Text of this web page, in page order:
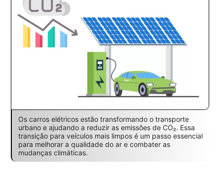
Os carros elétricos estão transformando o transporte
urbano e ajudando a reduzir as emissões de CO₂. Essa
transição para veículos mais limpos é um passo essencial
para melhorar a qualidade do ar e combater as
mudanças climáticas.